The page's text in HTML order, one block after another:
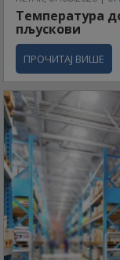
Температура
пљускови
ПРОЧИТАЈ ВИШЕ